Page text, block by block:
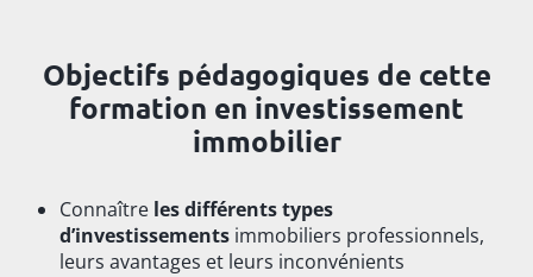
Objectifs pédagogiques de cette
formation en investissement
immobilier
Connaître les différents types
d’investissements immobiliers professionnels,
leurs avantages et leurs inconvénients